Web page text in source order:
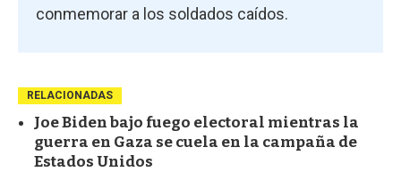
conmemorar a los soldados caídos.
RELACIONADAS
Joe Biden bajo fuego electoral mientras la
guerra en Gaza se cuela en la campaña de
Estados Unidos